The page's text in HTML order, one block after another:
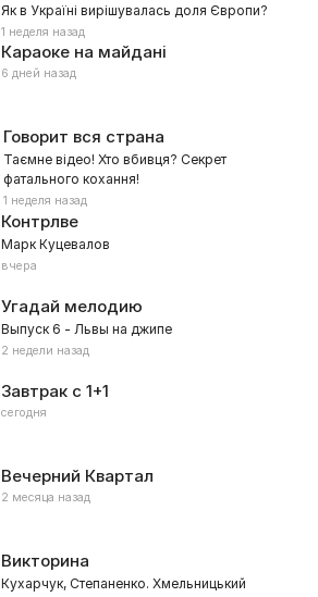
Як в Україні вирішувалась доля Європи?
1 неделя назад
Караоке на майдані
6 дней назад
Говорит вся страна
Таємне відео! Хто вбивця? Секрет
фатального кохання!
1 неделя назад
Контрлве
Марк Куцевалов
вчера
Угадай мелодию
Выпуск 6 - Львы на джипе
2 недели назад
Завтрак с 1+1
сегодня
Вечерний Квартал
2 месяца назад
Викторина
Кухарчук, Степаненко. Хмельницький